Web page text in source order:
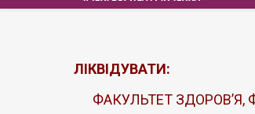
ЛІКВІДУВАТИ:
ФАКУЛЬТЕТ ЗДОРОВ’Я,